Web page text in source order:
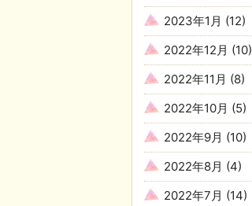
2023年1月 (12)
2022年12月 (10)
2022年11月 (8)
2022年10月 (5)
2022年9月 (10)
2022年8月 (4)
2022年7月 (14)